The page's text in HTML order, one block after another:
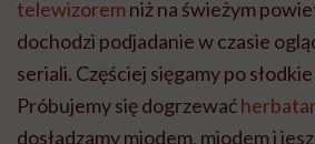
telewizorem niż na świeżym
dochodzi podjadanie w czasie
seriali. Częściej sięgamy po słodkie
Próbujemy się dogrzewać
dosładzamy miodem, miodem i